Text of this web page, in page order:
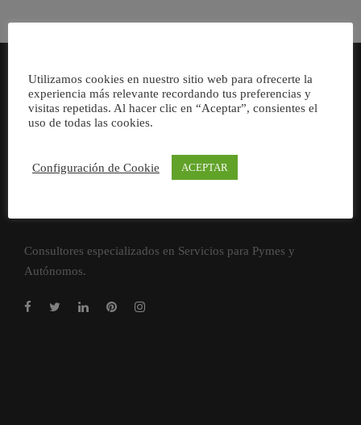
Consultores especializados en Servicios para Pymes y
Autónomos.
Utilizamos cookies en nuestro sitio web para ofrecerte la
experiencia más relevante recordando tus preferencias y
visitas repetidas. Al hacer clic en “Aceptar”, consientes el
uso de todas las cookies.
Configuración de Cookie ACEPTAR